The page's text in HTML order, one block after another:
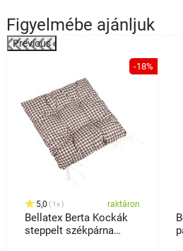
Figyelmébe ajánljuk
Previous
-18%
5,0 1x raktáron
Bellatex Berta Kockák
steppelt székpárna